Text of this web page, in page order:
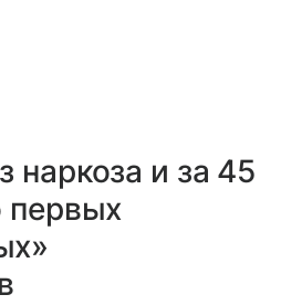
наркоза и за 45
первых